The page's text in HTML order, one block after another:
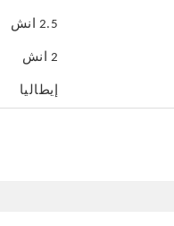
2.5 انش
2 انش
إيطاليا